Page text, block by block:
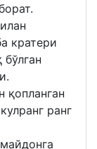
кратери
қопланган
ранг